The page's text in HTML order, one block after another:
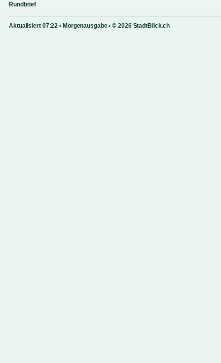
Rundbrief
Aktualisiert 07:22 • Morgenausgabe • © 2026 StadtBlick.ch